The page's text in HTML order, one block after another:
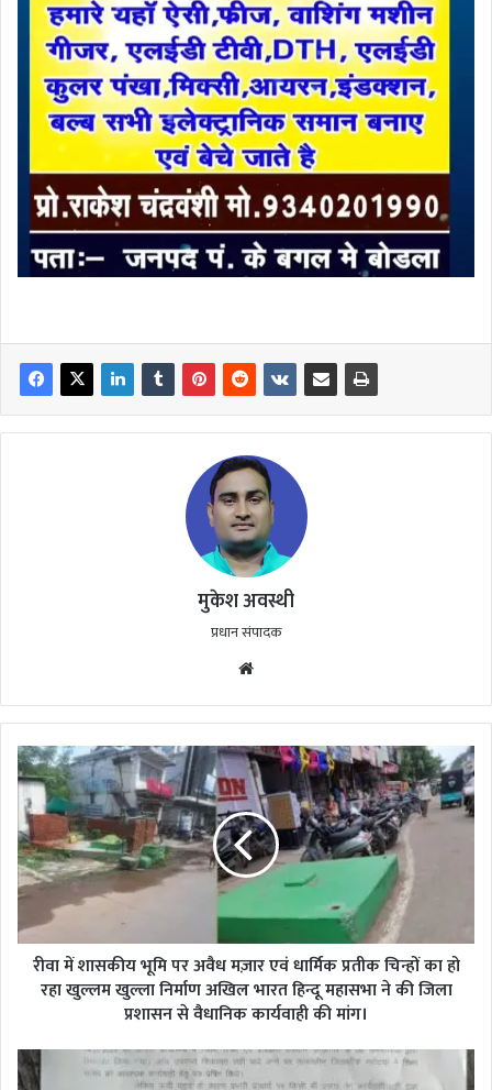
मुकेश अवस्थी
प्रधान संपादक
रीवा
में
शासकीय
भूमि
पर
अवैध
मज़ार
धार्मिक
प्रतीक
चिन्हों
रहा
खुल्लम
रीवा में शासकीय भूमि पर अवैध मज़ार एवं धार्मिक प्रतीक चिन्हों का हो
रहा खुल्लम खुल्ला निर्माण अखिल भारत हिन्दू महासभा ने की जिला
प्रशासन से वैधानिक कार्यवाही की मांग।
भ्रष्टाचार
और